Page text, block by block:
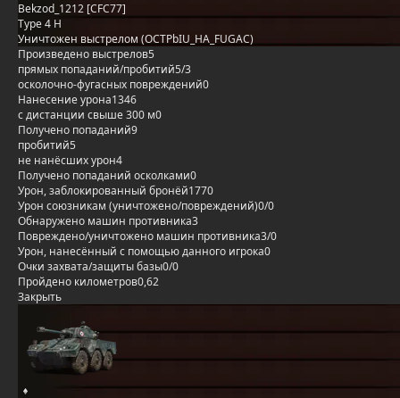
Bekzod_1212 [CFC77]
Type 4 H
Уничтожен выстрелом (OCTPbIU_HA_FUGAC)
Произведено выстрелов5
прямых попаданий/пробитий5/3
осколочно-фугасных повреждений0
Нанесение урона1346
с дистанции свыше 300 м0
Получено попаданий9
пробитий5
не нанёсших урон4
Получено попаданий осколками0
Урон, заблокированный бронёй1770
Урон союзникам (уничтожено/повреждений)0/0
Обнаружено машин противника3
Повреждено/уничтожено машин противника3/0
Урон, нанесённый с помощью данного игрока0
Очки захвата/защиты базы0/0
Пройдено километров0,62
Закрыть